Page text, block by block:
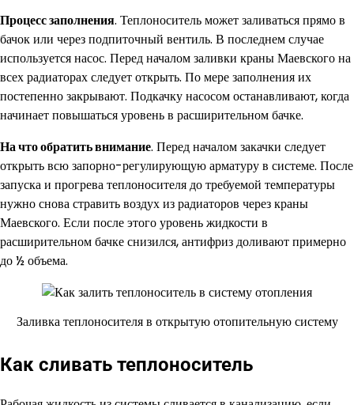
Процесс заполнения. Теплоноситель может заливаться прямо в
бачок или через подпиточный вентиль. В последнем случае
используется насос. Перед началом заливки краны Маевского на
всех радиаторах следует открыть. По мере заполнения их
постепенно закрывают. Подкачку насосом останавливают, когда
начинает повышаться уровень в расширительном бачке.
На что обратить внимание. Перед началом закачки следует
открыть всю запорно-регулирующую арматуру в системе. После
запуска и прогрева теплоносителя до требуемой температуры
нужно снова стравить воздух из радиаторов через краны
Маевского. Если после этого уровень жидкости в
расширительном бачке снизился, антифриз доливают примерно
до ½ объема.
Заливка теплоносителя в открытую отопительную систему
Как сливать теплоноситель